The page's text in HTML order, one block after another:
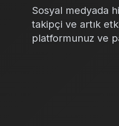
Sosyal medyada
takipçi ve artık
platformunuz ve